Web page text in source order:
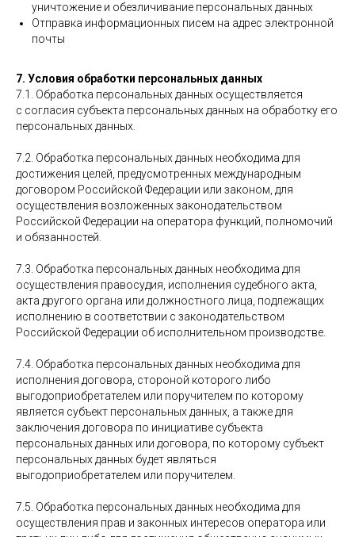
уничтожение и обезличивание персональных данных
Отправка информационных писем на адрес электронной
почты
7. Условия обработки персональных данных
7.1. Обработка персональных данных осуществляется
с согласия субъекта персональных данных на обработку его
персональных данных.
7.2. Обработка персональных данных необходима для
достижения целей, предусмотренных международным
договором Российской Федерации или законом, для
осуществления возложенных законодательством
Российской Федерации на оператора функций, полномочий
и обязанностей.
7.3. Обработка персональных данных необходима для
осуществления правосудия, исполнения судебного акта,
акта другого органа или должностного лица, подлежащих
исполнению в соответствии с законодательством
Российской Федерации об исполнительном производстве.
7.4. Обработка персональных данных необходима для
исполнения договора, стороной которого либо
выгодоприобретателем или поручителем по которому
является субъект персональных данных, а также для
заключения договора по инициативе субъекта
персональных данных или договора, по которому субъект
персональных данных будет являться
выгодоприобретателем или поручителем.
7.5. Обработка персональных данных необходима для
осуществления прав и законных интересов оператора или